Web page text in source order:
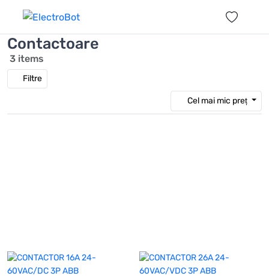
Acasă Aparate de sudura
Contactoare
3 items
Filtre
Cel mai mic preț